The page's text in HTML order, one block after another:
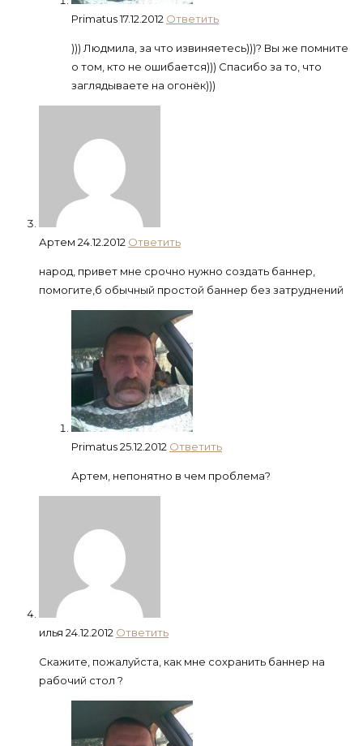
Primatus17.12.2012 Ответить
))) Людмила, за что извиняетесь)))? Вы же помните
о том, кто не ошибается))) Спасибо за то, что
заглядываете на огонёк)))
Артем 24.12.2012 Ответить
народ, привет мне срочно нужно создать баннер,
помогите,б обычный простой баннер без затруднений
Primatus25.12.2012 Ответить
Артем, непонятно в чем проблема?
илья 24.12.2012 Ответить
Скажите, пожалуйста, как мне сохранить баннер на
рабочий стол ?